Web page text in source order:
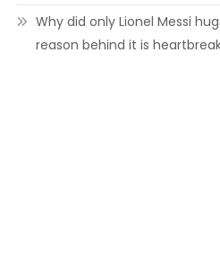
Why did only Lionel Messi
reason behind it is